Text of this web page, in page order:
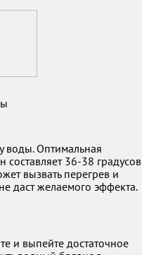
воды. Оптимальная
36-38 градусов
вызвать перегрев и
даст желаемого эффекта.
и выпейте достаточное